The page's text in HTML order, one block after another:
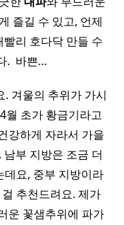
즐길 수 있고, 언제
리 호다닥 만들 수
. ​ 바쁜…
겨울의 추위가 가시
월 초가 황금기라고
강하게 자라서 가을
부 지방은 조금 더
요, 중부 지방이라
추천드려요. 제가
운 꽃샘추위에 파가